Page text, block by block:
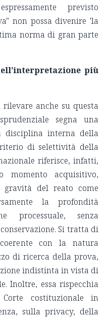
previsto
non possa divenire 'la
norma di gran parte
più
anche su questa
segna una
disciplina interna della
di selettività della
riferisce, infatti,
acquisitivo,
del reato come
la profondità
processuale, senza
Si tratta di
con la natura
di ricerca della prova,
indistinta in vista di
Inoltre, essa rispecchia
costituzionale in
sulla privacy, della